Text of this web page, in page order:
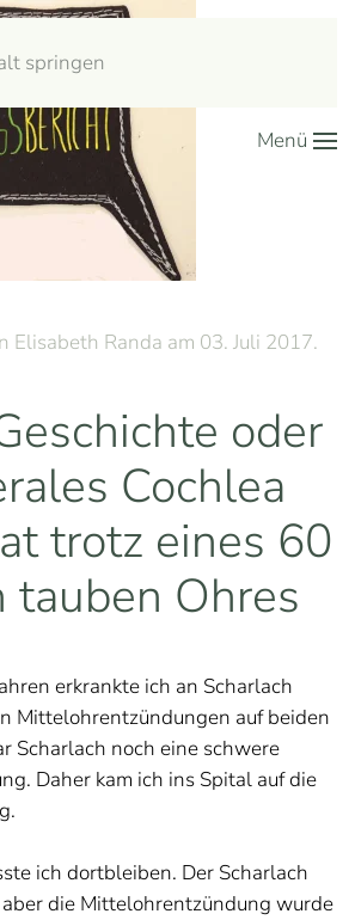
springen
Menü
Elisabeth Randa am 03. Juli 2017.
oder
Cochlea
trotz eines 60
tauben Ohres
erkrankte ich an Scharlach
Mittelohrentzündungen auf beiden
Scharlach noch eine schwere
Daher kam ich ins Spital auf die
ich dortbleiben. Der Scharlach
die Mittelohrentzündung wurde